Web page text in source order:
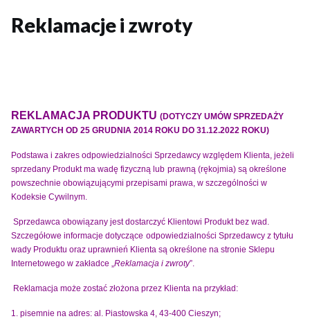
Reklamacje i zwroty
REKLAMACJA PRODUKTU (DOTYCZY UMÓW SPRZEDAŻY
ZAWARTYCH OD 25 GRUDNIA 2014 ROKU DO 31.12.2022 ROKU)
Podstawa i zakres odpowiedzialności Sprzedawcy względem Klienta, jeżeli
sprzedany Produkt ma wadę fizyczną lub prawną (rękojmia) są określone
powszechnie obowiązującymi przepisami prawa, w szczególności w
Kodeksie Cywilnym.
Sprzedawca obowiązany jest dostarczyć Klientowi Produkt bez wad.
Szczegółowe informacje dotyczące odpowiedzialności Sprzedawcy z tytułu
wady Produktu oraz uprawnień Klienta są określone na stronie Sklepu
Internetowego w zakładce „Reklamacja i zwroty”.
Reklamacja może zostać złożona przez Klienta na przykład:
1. pisemnie na adres: al. Piastowska 4, 43-400 Cieszyn;